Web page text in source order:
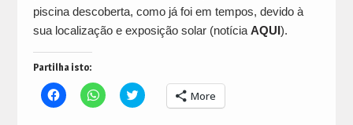
piscina descoberta, como já foi em tempos, devido à
sua localização e exposição solar (notícia AQUI).
Partilha isto:
Click
to
Click
to
Click
to More